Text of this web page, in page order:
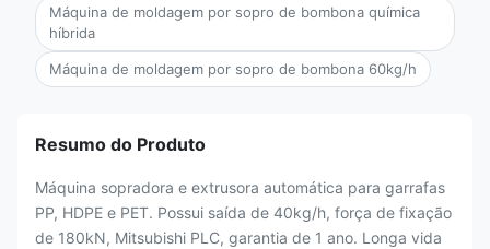
Máquina de moldagem por sopro de bombona química
híbrida
Máquina de moldagem por sopro de bombona 60kg/h
Resumo do Produto
Máquina sopradora e extrusora automática para garrafas
PP, HDPE e PET. Possui saída de 40kg/h, força de fixação
de 180kN, Mitsubishi PLC, garantia de 1 ano. Longa vida